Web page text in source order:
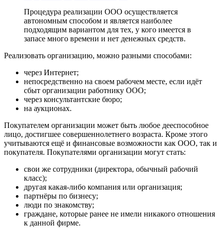
Процедура реализации ООО осуществляется
автономным способом и является наиболее
подходящим вариантом для тех, у кого имеется в
запасе много времени и нет денежных средств.
Реализовать организацию, можно разными способами:
через Интернет;
непосредственно на своем рабочем месте, если идёт
сбыт организации работнику ООО;
через консультантские бюро;
на аукционах.
Покупателем организации может быть любое дееспособное
лицо, достигшее совершеннолетнего возраста. Кроме этого
учитываются ещё и финансовые возможности как ООО, так и
покупателя. Покупателями организации могут стать:
свои же сотрудники (директора, обычный рабочий
класс);
другая какая-либо компания или организация;
партнёры по бизнесу;
люди по знакомству;
граждане, которые ранее не имели никакого отношения
к данной фирме.